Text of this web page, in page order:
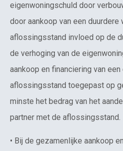
eigenwoningschuld door
door aankoop van een duurdere
aflossingsstand invloed op de
de verhoging van de
aankoop en financiering van
aflossingsstand toegepast op
minste het bedrag van het
partner met de aflossingsstand.
• Bij de gezamenlijke aankoop